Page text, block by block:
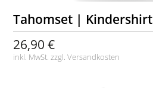
Tahomset | Kindershirt
26,90 €
inkl. MwSt. zzgl.Versandkosten